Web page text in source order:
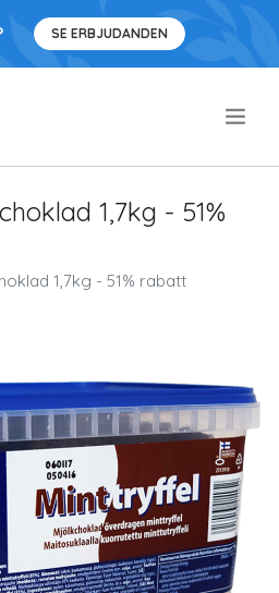
SE ERBJUDANDEN
1,7kg - 51%
1,7kg - 51% rabatt